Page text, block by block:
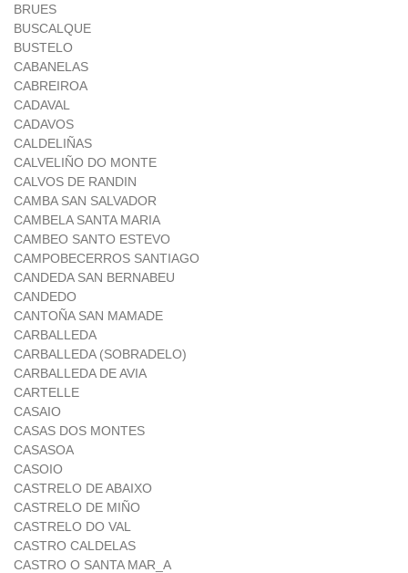
BRUES
BUSCALQUE
BUSTELO
CABANELAS
CABREIROA
CADAVAL
CADAVOS
CALDELIÑAS
CALVELIÑO DO MONTE
CALVOS DE RANDIN
CAMBA SAN SALVADOR
CAMBELA SANTA MARIA
CAMBEO SANTO ESTEVO
CAMPOBECERROS SANTIAGO
CANDEDA SAN BERNABEU
CANDEDO
CANTOÑA SAN MAMADE
CARBALLEDA
CARBALLEDA (SOBRADELO)
CARBALLEDA DE AVIA
CARTELLE
CASAIO
CASAS DOS MONTES
CASASOA
CASOIO
CASTRELO DE ABAIXO
CASTRELO DE MIÑO
CASTRELO DO VAL
CASTRO CALDELAS
CASTRO O SANTA MAR_A